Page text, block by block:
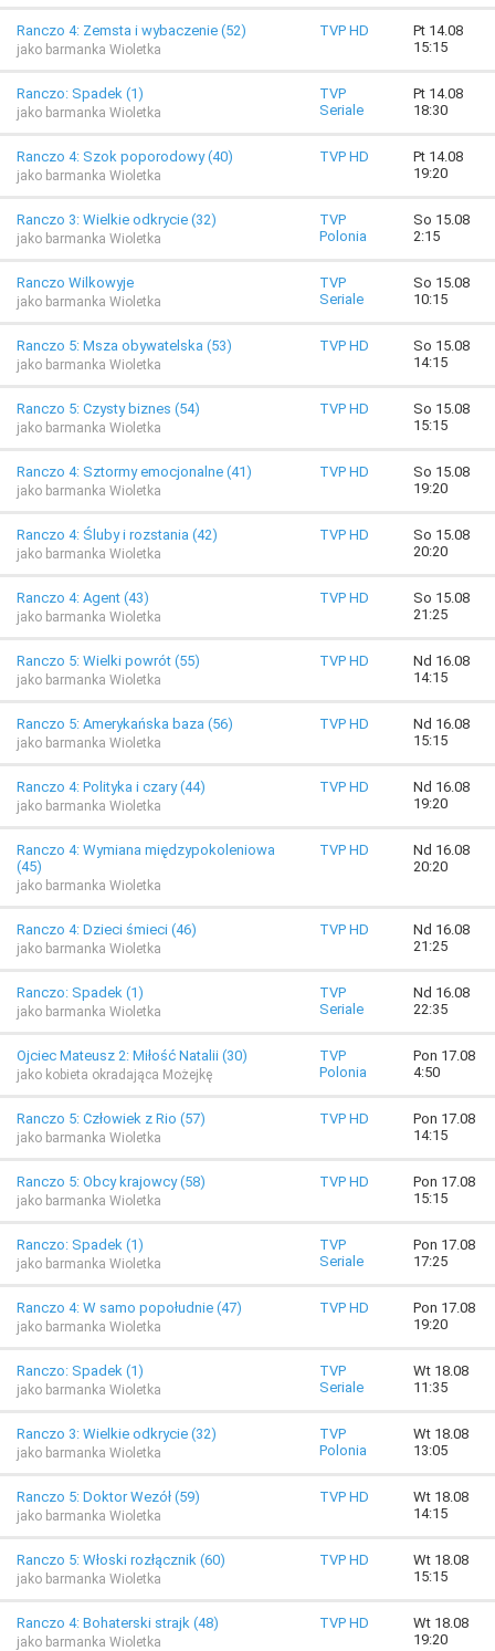
Ranczo 4: Zemsta i wybaczenie (52)
jako barmanka Wioletka
TVP HD
Pt 14.08
15:15
Ranczo: Spadek (1)
jako barmanka Wioletka
TVP
Seriale
Pt 14.08
18:30
Ranczo 4: Szok poporodowy (40)
jako barmanka Wioletka
TVP HD
Pt 14.08
19:20
Ranczo 3: Wielkie odkrycie (32)
jako barmanka Wioletka
TVP
Polonia
So 15.08
2:15
Ranczo Wilkowyje
jako barmanka Wioletka
TVP
Seriale
So 15.08
10:15
Ranczo 5: Msza obywatelska (53)
jako barmanka Wioletka
TVP HD
So 15.08
14:15
Ranczo 5: Czysty biznes (54)
jako barmanka Wioletka
TVP HD
So 15.08
15:15
Ranczo 4: Sztormy emocjonalne (41)
jako barmanka Wioletka
TVP HD
So 15.08
19:20
Ranczo 4: Śluby i rozstania (42)
jako barmanka Wioletka
TVP HD
So 15.08
20:20
Ranczo 4: Agent (43)
jako barmanka Wioletka
TVP HD
So 15.08
21:25
Ranczo 5: Wielki powrót (55)
jako barmanka Wioletka
TVP HD
Nd 16.08
14:15
Ranczo 5: Amerykańska baza (56)
jako barmanka Wioletka
TVP HD
Nd 16.08
15:15
Ranczo 4: Polityka i czary (44)
jako barmanka Wioletka
TVP HD
Nd 16.08
19:20
Ranczo 4: Wymiana międzypokoleniowa
(45)
jako barmanka Wioletka
TVP HD
Nd 16.08
20:20
Ranczo 4: Dzieci śmieci (46)
jako barmanka Wioletka
TVP HD
Nd 16.08
21:25
Ranczo: Spadek (1)
jako barmanka Wioletka
TVP
Seriale
Nd 16.08
22:35
Ojciec Mateusz 2: Miłość Natalii (30)
jako kobieta okradająca Możejkę
TVP
Polonia
Pon 17.08
4:50
Ranczo 5: Człowiek z Rio (57)
jako barmanka Wioletka
TVP HD
Pon 17.08
14:15
Ranczo 5: Obcy krajowcy (58)
jako barmanka Wioletka
TVP HD
Pon 17.08
15:15
Ranczo: Spadek (1)
jako barmanka Wioletka
TVP
Seriale
Pon 17.08
17:25
Ranczo 4: W samo popołudnie (47)
jako barmanka Wioletka
TVP HD
Pon 17.08
19:20
Ranczo: Spadek (1)
jako barmanka Wioletka
TVP
Seriale
Wt 18.08
11:35
Ranczo 3: Wielkie odkrycie (32)
jako barmanka Wioletka
TVP
Polonia
Wt 18.08
13:05
Ranczo 5: Doktor Wezół (59)
jako barmanka Wioletka
TVP HD
Wt 18.08
14:15
Ranczo 5: Włoski rozłącznik (60)
jako barmanka Wioletka
TVP HD
Wt 18.08
15:15
Ranczo 4: Bohaterski strajk (48)
jako barmanka Wioletka
TVP HD
Wt 18.08
19:20